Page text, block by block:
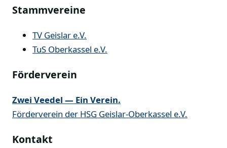
Stammvereine
TV Geislar e.V.
TuS Oberkassel e.V.
Förderverein
Zwei Veedel — Ein Verein.
Förderverein der HSG Geislar-Oberkassel e.V.
Kontakt